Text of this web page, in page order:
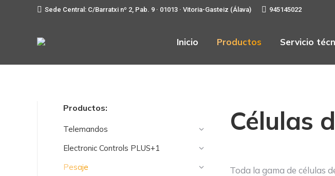
Sede Central: C/Barratxi nº 2, Pab. 9 · 01013 · Vitoria-Gasteiz (Álava) 945145022
Inicio Productos Servicio
Células
Toda la gama de células
Productos:
Telemandos
Electronic Controls PLUS+1
Pesaje